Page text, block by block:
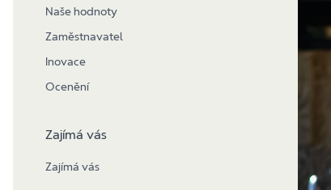
Naše hodnoty
Zaměstnavatel
Inovace
Ocenění
Zajímá vás
Zajímá vás